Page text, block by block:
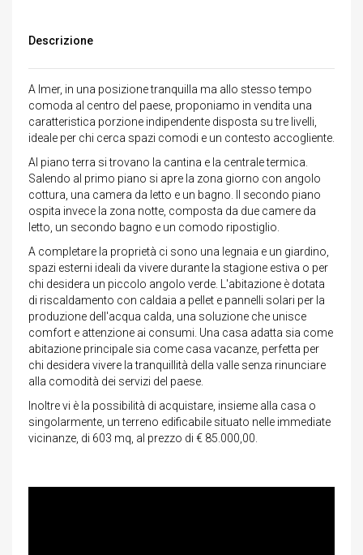
Descrizione
A Imer, in una posizione tranquilla ma allo stesso tempo
comoda al centro del paese, proponiamo in vendita una
caratteristica porzione indipendente disposta su tre livelli,
ideale per chi cerca spazi comodi e un contesto accogliente.
Al piano terra si trovano la cantina e la centrale termica.
Salendo al primo piano si apre la zona giorno con angolo
cottura, una camera da letto e un bagno. Il secondo piano
ospita invece la zona notte, composta da due camere da
letto, un secondo bagno e un comodo ripostiglio.
A completare la proprietà ci sono una legnaia e un giardino,
spazi esterni ideali da vivere durante la stagione estiva o per
chi desidera un piccolo angolo verde. L'abitazione è dotata
di riscaldamento con caldaia a pellet e pannelli solari per la
produzione dell'acqua calda, una soluzione che unisce
comfort e attenzione ai consumi. Una casa adatta sia come
abitazione principale sia come casa vacanze, perfetta per
chi desidera vivere la tranquillità della valle senza rinunciare
alla comodità dei servizi del paese.
Inoltre vi è la possibilità di acquistare, insieme alla casa o
singolarmente, un terreno edificabile situato nelle immediate
vicinanze, di 603 mq, al prezzo di € 85.000,00.